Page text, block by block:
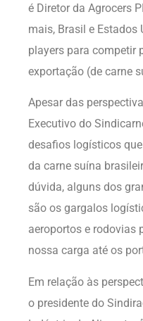
é Diretor da Agrocers
mais, Brasil e Estados
players para competir
exportação (de carne
Apesar das
Executivo do
desafios logísticos
da carne suína
dúvida, alguns dos
são os gargalos
aeroportos e rodovias
nossa carga até os
Em relação às
o presidente do